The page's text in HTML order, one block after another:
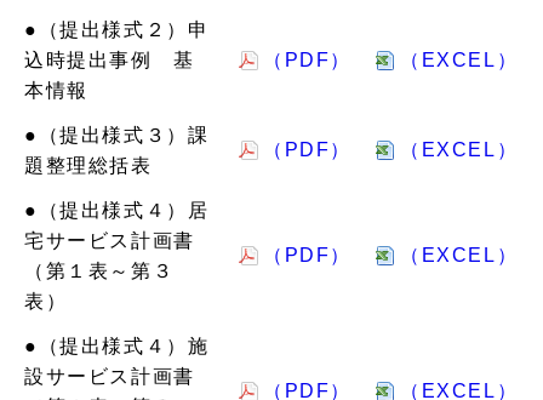
●（提出様式２）申
込時提出事例 基
本情報
（PDF） （EXCEL）
●（提出様式３）課
題整理総括表
（PDF） （EXCEL）
●（提出様式４）居
宅サービス計画書
（第１表～第３
表）
（PDF） （EXCEL）
●（提出様式４）施
設サービス計画書
（PDF） （EXCEL）